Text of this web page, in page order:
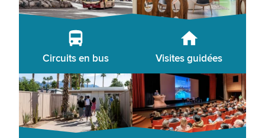
Circuits en bus Visites guidées